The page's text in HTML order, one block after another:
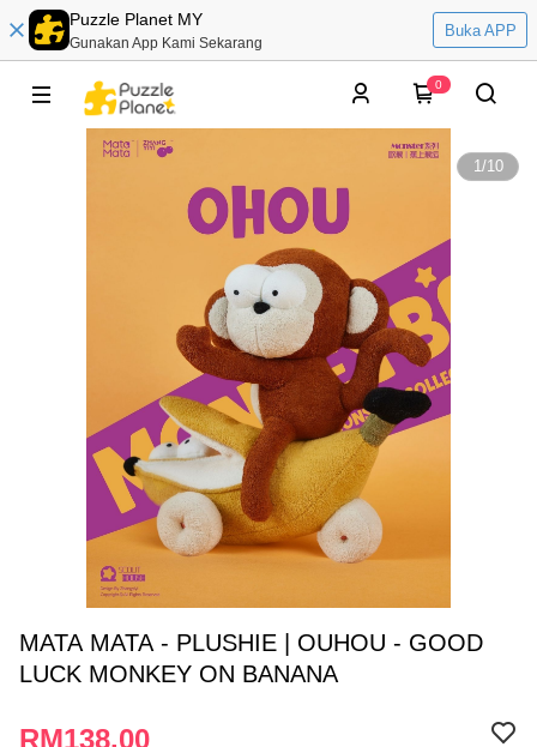
Puzzle Planet MY
Gunakan App Kami Sekarang
Buka APP
0
1/10
MATA MATA - PLUSHIE | OUHOU - GOOD
LUCK MONKEY ON BANANA
RM138.00